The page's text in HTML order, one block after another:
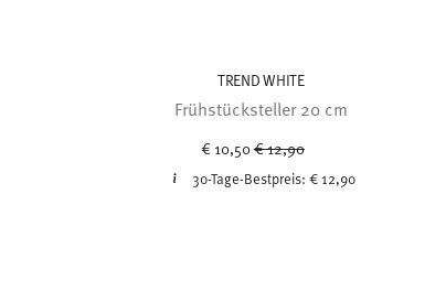
TREND WHITE
Frühstücksteller 20 cm
€ 10,50 Price reduced from
€ 12,90
30-Tage-Bestpreis: € 12,90